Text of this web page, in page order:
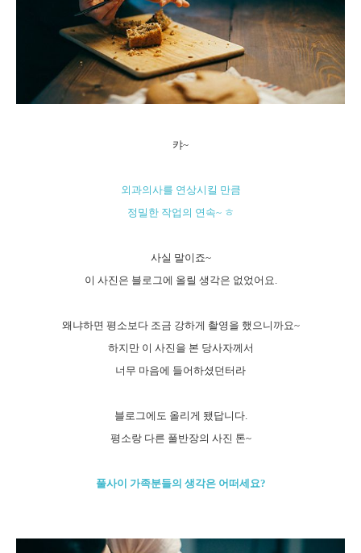
캬~
외과의사를 연상시킬 만큼
정밀한 작업의 연속~ ㅎ
사실 말이죠~
이 사진은 블로그에 올릴 생각은 없었어요.
왜냐하면 평소보다 조금 강하게 촬영을 했으니까요~
하지만 이 사진을 본 당사자께서
너무 마음에 들어하셨던터라
블로그에도 올리게 됐답니다.
평소랑 다른 풀반장의 사진 톤~
풀사이 가족분들의 생각은 어떠세요?